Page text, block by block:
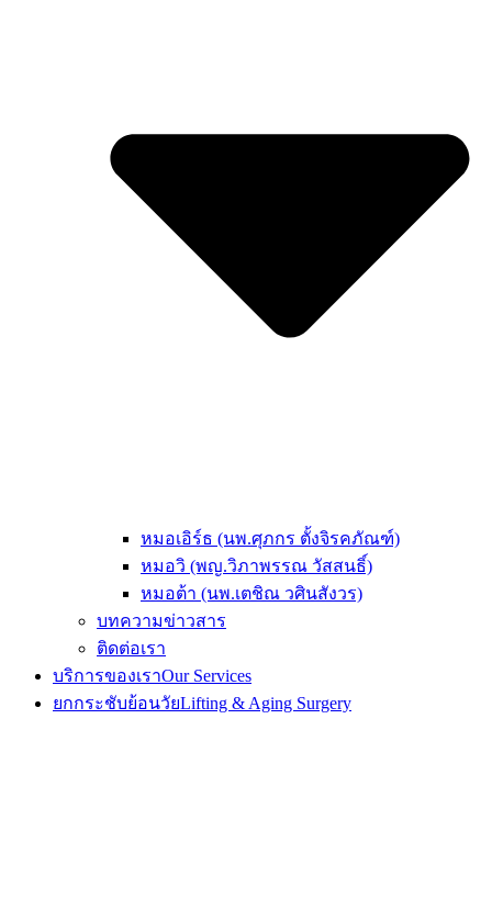
หมอเอิร์ธ (นพ.ศุภกร ตั้งจิรคภัณฑ์)
หมอวิ (พญ.วิภาพรรณ วัสสนธิ์)
หมอต้า (นพ.เตชิณ วศินสังวร)
บทความข่าวสาร
ติดต่อเรา
บริการของเราOur Services
ยกกระชับย้อนวัยLifting & Aging Surgery